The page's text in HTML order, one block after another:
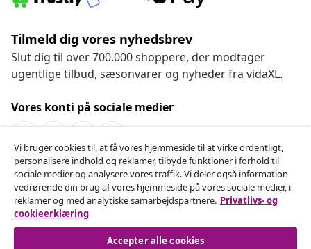
Tilmeld dig vores nyhedsbrev
Slut dig til over 700.000 shoppere, der modtager
ugentlige tilbud, sæsonvarer og nyheder fra vidaXL.
Vores konti på sociale medier
Fortryd køb
Indsend en anmodning om at fortryde din ordre.
Fortryd køb
Vi bruger cookies til, at få vores hjemmeside til at virke ordentligt,
personalisere indhold og reklamer, tilbyde funktioner i forhold til
sociale medier og analysere vores traffik. Vi deler også information
vedrørende din brug af vores hjemmeside på vores sociale medier, i
reklamer og med analytiske samarbejdspartnere. Privatlivs- og
cookieerklæring
Accepter alle cookies